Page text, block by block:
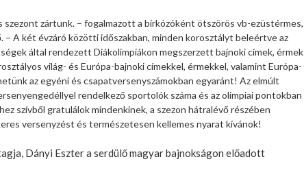
zártunk. – fogalmazott a birkózóként ötszörös vb-ezüstérmes,
A két évzáró közötti időszakban, minden korosztályt beleértve az
által rendezett Diákolimpiákon megszerzett bajnoki címek, érmek
világ- és Európa-bajnoki címekkel, érmekkel, valamint Európa-
az egyéni és csapatversenyszámokban egyaránt! Az elmúlt
rendelkező sportolók száma és az olimpiai pontokban
szívből gratulálok mindenkinek, a szezon hátralévő részében
versenyzést és természetesen kellemes nyarat kívánok!
Dányi Eszter a serdülő magyar bajnokságon előadott